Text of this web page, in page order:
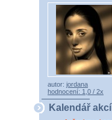
autor: jordana
hodnocení: 1,0 / 2x
Kalendář akcí